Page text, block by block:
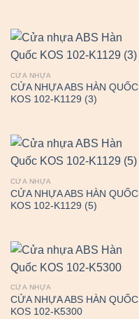
CỬA NHỰA
CỬA NHỰA ABS HÀN QUỐC
KOS 102-K1129 (3)
CỬA NHỰA
CỬA NHỰA ABS HÀN QUỐC
KOS 102-K1129 (5)
CỬA NHỰA
CỬA NHỰA ABS HÀN QUỐC
KOS 102-K5300